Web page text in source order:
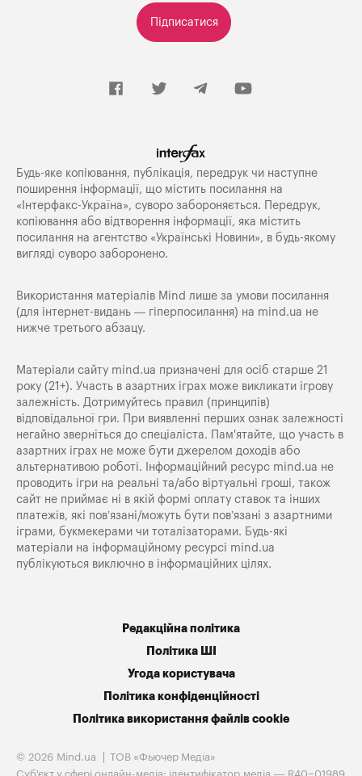
Підписатися
Будь-яке копiювання, публiкацiя, передрук чи наступне
поширення iнформацiї, що мiстить посилання на
«Iнтерфакс-Україна», суворо забороняється. Передрук,
копіювання або відтворення інформації, яка містить
посилання на агентство «Українські Новини», в будь-якому
вигляді суворо заборонено.
Використання матеріалів Mind лише за умови посилання
(для інтернет-видань — гіперпосилання) на mind.ua не
нижче третього абзацу.
Матеріали сайту mind.ua призначені для осіб старше 21
року (21+). Участь в азартних іграх може викликати ігрову
залежність. Дотримуйтесь правил (принципів)
відповідальної гри. При виявленні перших ознак залежності
негайно зверніться до спеціаліста. Пам'ятайте, що участь в
азартних іграх не може бути джерелом доходів або
альтернативою роботі. Інформаційний ресурс mind.ua не
проводить ігри на реальні та/або віртуальні гроші, також
сайт не приймає ні в якій формі оплату ставок та інших
платежів, які пов’язані/можуть бути пов’язані з азартними
іграми, букмекерами чи тоталізаторами. Будь-які
матеріали на інформаційному ресурсі mind.ua
публікуються виключно в інформаційних цілях.
Редакційна політика
Політика ШІ
Угода користувача
Політика конфіденційності
Політика використання файлів cookie
© 2026 Mind.ua
ТОВ «Фьючер Медiа»